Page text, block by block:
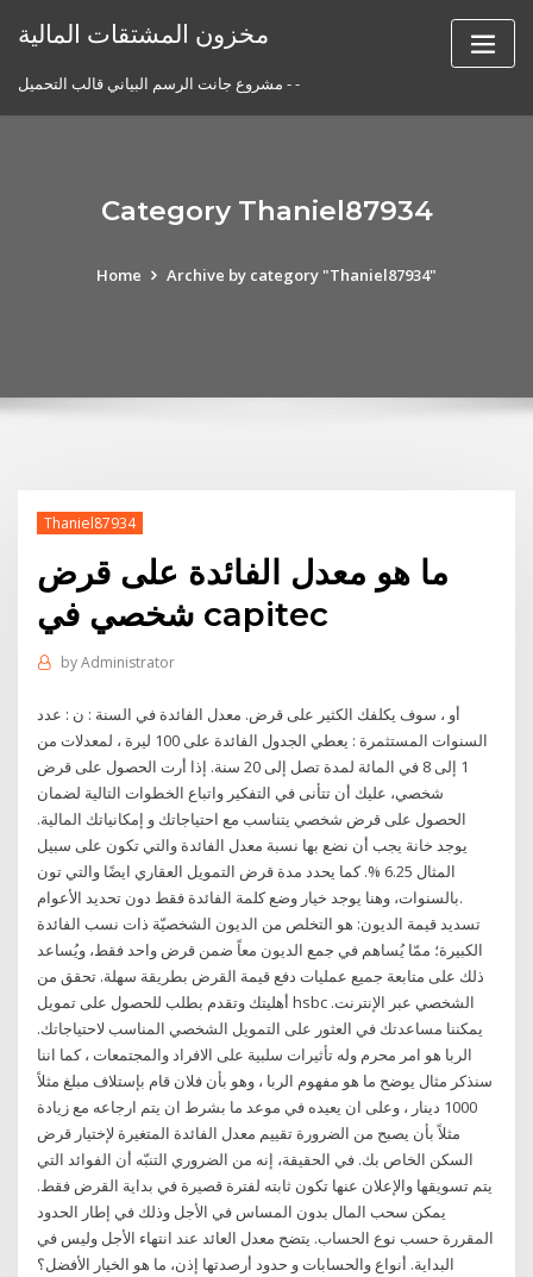
مخزون المشتقات المالية
مشروع جانت الرسم البياني قالب التحميل - -
Category Thaniel87934
Home Archive by category "Thaniel87934"
Thaniel87934
ما هو معدل الفائدة على قرض
شخصي في capitec
byAdministrator
أو ، سوف يكلفك الكثير على قرض. معدل الفائدة في السنة : ن : عدد
السنوات المستثمرة : يعطي الجدول الفائدة على 100 ليرة ، لمعدلات من
1 إلى 8 في المائة لمدة تصل إلى 20 سنة. إذا أرت الحصول على قرض
شخصي، عليك أن تتأنى في التفكير واتباع الخطوات التالية لضمان
الحصول على قرض شخصي يتناسب مع احتياجاتك و إمكانياتك المالية.
يوجد خانة يجب أن نضع بها نسبة معدل الفائدة والتي تكون على سبيل
المثال 6.25 %. كما يحدد مدة قرض التمويل العقاري ايضًا والتي تون
بالسنوات، وهنا يوجد خيار وضع كلمة الفائدة فقط دون تحديد الأعوام.
تسديد قيمة الديون: هو التخلص من الديون الشخصيّة ذات نسب الفائدة
الكبيرة؛ ممّا يُساهم في جمع الديون معاً ضمن قرض واحد فقط، ويُساعد
ذلك على متابعة جميع عمليات دفع قيمة القرض بطريقة سهلة. تحقق من
أهليتك وتقدم بطلب للحصول على تمويل hsbc الشخصي عبر الإنترنت.
يمكننا مساعدتك في العثور على التمويل الشخصي المناسب لاحتياجاتك.
الربا هو امر محرم وله تأثيرات سلبية على الافراد والمجتمعات ، كما اننا
سنذكر مثال يوضح ما هو مفهوم الربا ، وهو بأن فلان قام بإستلاف مبلغ مثلاً
1000 دينار ، وعلى ان يعيده في موعد ما بشرط ان يتم ارجاعه مع زيادة
مثلاً بأن يصبح من الضرورة تقييم معدل الفائدة المتغيرة لإختيار قرض
السكن الخاص بك. في الحقيقة، إنه من الضروري التنبّه أن الفوائد التي
يتم تسويقها والإعلان عنها تكون ثابته لفترة قصيرة في بداية القرض فقط.
يمكن سحب المال بدون المساس في الأجل وذلك في إطار الحدود
المقررة حسب نوع الحساب. يتضح معدل العائد عند انتهاء الأجل وليس في
البداية. أنواع والحسابات و حدود أرصدتها إذن، ما هو الخيار الأفضل؟